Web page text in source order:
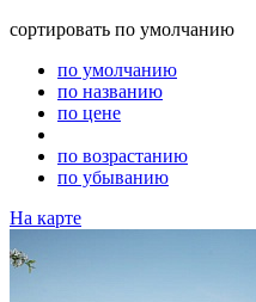
сортировать по умолчанию
по умолчанию
по названию
по цене
по возрастанию
по убыванию
На карте